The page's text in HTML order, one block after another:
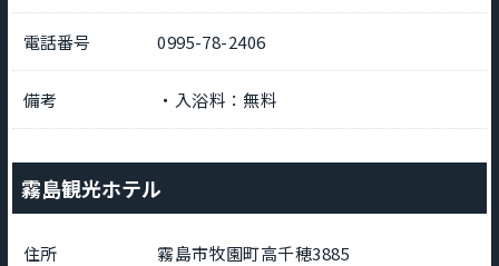
電話番号 0995-78-2406
備考 ・入浴料：無料
霧島観光ホテル
住所 霧島市牧園町高千穂3885